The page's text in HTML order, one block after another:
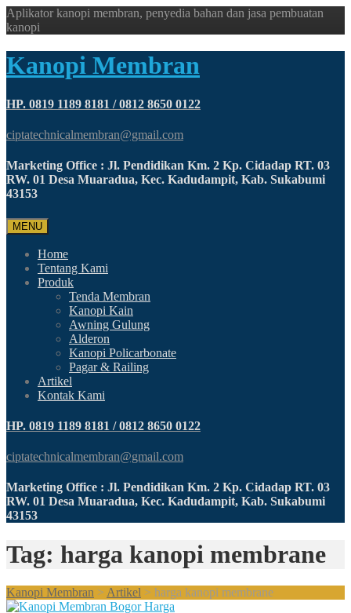
Aplikator kanopi membran, penyedia bahan dan jasa pembuatan
kanopi
Kanopi Membran
HP. 0819 1189 8181 / 0812 8650 0122
ciptatechnicalmembran@gmail.com
Marketing Office : Jl. Pendidikan Km. 2 Kp. Cidadap RT. 03
RW. 01 Desa Muaradua, Kec. Kadudampit, Kab. Sukabumi
43153
MENU
Home
Tentang Kami
Produk
Tenda Membran
Kanopi Kain
Awning Gulung
Alderon
Kanopi Policarbonate
Pagar & Railing
Artikel
Kontak Kami
HP. 0819 1189 8181 / 0812 8650 0122
ciptatechnicalmembran@gmail.com
Marketing Office : Jl. Pendidikan Km. 2 Kp. Cidadap RT. 03
RW. 01 Desa Muaradua, Kec. Kadudampit, Kab. Sukabumi
43153
Tag: harga kanopi membrane
Kanopi Membran > Artikel > harga kanopi membrane